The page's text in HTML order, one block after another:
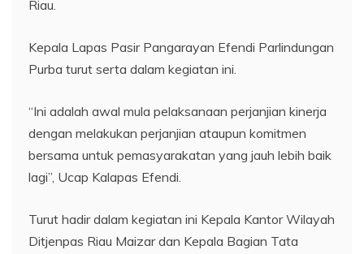
Riau.
Kepala Lapas Pasir Pangarayan Efendi Parlindungan
Purba turut serta dalam kegiatan ini.
“Ini adalah awal mula pelaksanaan perjanjian kinerja
dengan melakukan perjanjian ataupun komitmen
bersama untuk pemasyarakatan yang jauh lebih baik
lagi”, Ucap Kalapas Efendi.
Turut hadir dalam kegiatan ini Kepala Kantor Wilayah
Ditjenpas Riau Maizar dan Kepala Bagian Tata